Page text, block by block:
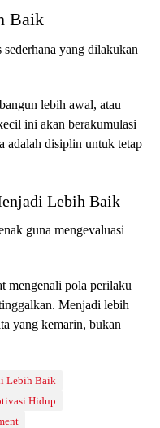
Baik
yang dilakukan
lebih awal, atau
ini akan berakumulasi
adalah disiplin untuk tetap
Lebih Baik
guna mengevaluasi
mengenali pola perilaku
Menjadi lebih
yang kemarin, bukan
Lebih Baik
Hidup